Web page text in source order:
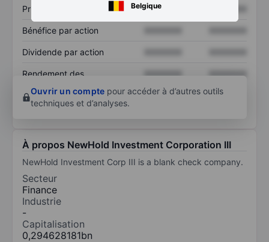
Belgique
Prix / ventes XXXXXXX
Bénéfice par action
Dividende par action
Rendement des
XXXXXXX
XXXXXXX
Ouvrir un compte pour accéder à d’autres outils
techniques et d’analyses.
À propos NewHold Investment Corporation III
NewHold Investment Corp III is a blank check company.
Secteur
Finance
Industrie
-
Capitalisation
0,294628181bn